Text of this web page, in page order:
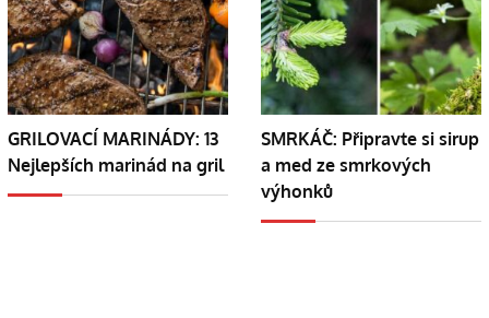
GRILOVACÍ MARINÁDY: 13
Nejlepších marinád na gril
SMRKÁČ: Připravte si sirup
a med ze smrkových
výhonků